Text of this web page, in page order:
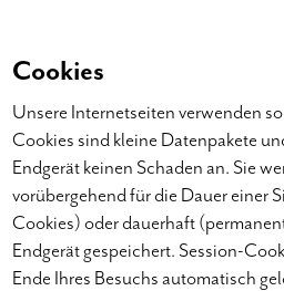
Cookies
Unsere Internetseiten verwenden
Cookies sind kleine Datenpakete
Endgerät keinen Schaden an. Sie
vorübergehend für die Dauer einer
Cookies) oder dauerhaft
Endgerät gespeichert. Session-
Ende Ihres Besuchs automatisch